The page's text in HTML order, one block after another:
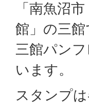
「南魚沼
館」の三
三館パン
います。
スタンプ